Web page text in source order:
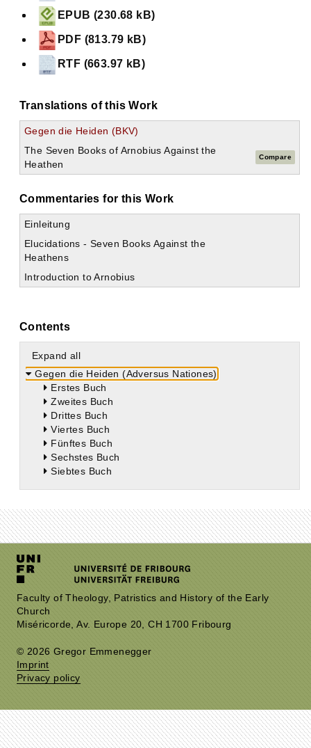
EPUB (230.68 kB)
PDF (813.79 kB)
RTF (663.97 kB)
Translations of this Work
Gegen die Heiden (BKV)
The Seven Books of Arnobius Against the
Heathen
Compare
Commentaries for this Work
Einleitung
Elucidations - Seven Books Against the
Heathens
Introduction to Arnobius
Contents
Expand all
Gegen die Heiden (Adversus Nationes)
Erstes Buch
Zweites Buch
Drittes Buch
Viertes Buch
Fünftes Buch
Sechstes Buch
Siebtes Buch
Faculty of Theology, Patristics and History of the Early
Church
Miséricorde, Av. Europe 20, CH 1700 Fribourg
© 2026 Gregor Emmenegger
Imprint
Privacy policy